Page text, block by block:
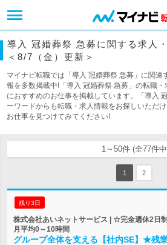
導入 冠婚葬祭 急募に関する求人
＜8/7（金）更新＞
マイナビ転職では「導入 冠婚葬祭 急募」に関連
報を多数掲載中!「導入 冠婚葬祭 急募」の転職
におすすめのお仕事を掲載しています。「導入
ーワードからも転職・求人情報をお探しいただ
お仕事を見つけてみてください!
1～50件 (全77件
1 2
残り3日
株式会社あいネットサービス | ☆完全週休2
月平均0～10時間
グループ全体を支える【社内SE】★残